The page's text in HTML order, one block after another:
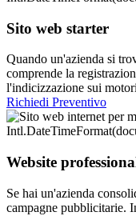
Sito web starter
Quando un'azienda si
comprende la
l'indicizzazione sui
Richiedi Preventivo
Website
Se hai un'azienda
campagne pubblicitarie.